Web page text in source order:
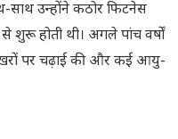
साथ उन्होंने कठोर फिटनेस
शुरू होती थी। अगले पांच वर्षों
पर चढ़ाई की और कई आयु-